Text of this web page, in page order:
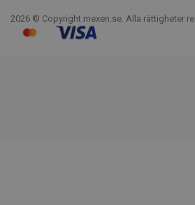
2026 © Copyright mexen.se. Alla rättigheter